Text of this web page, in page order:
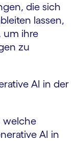
die sich
lassen,
um ihre
zu
AI in der
welche
AI in